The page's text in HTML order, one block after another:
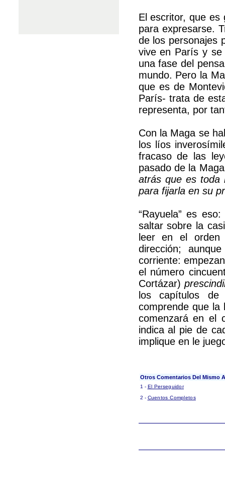
El escritor, que es
para expresarse.
de los personajes
vive en París y se
una fase del
mundo. Pero la
que es de
París- trata de
representa, por
Con la Maga se
los líos
fracaso de las
pasado de la
atrás que es toda
para fijarla en su
“Rayuela” es
saltar sobre la
leer en el orden
dirección;
corriente:
el número
Cortázar)
los capítulos
comprende que la
comenzará en el
indica al pie de
implique en le
Otros Comentarios Del Mismo
1 - El Perseguidor
2 - Cuentos Completos